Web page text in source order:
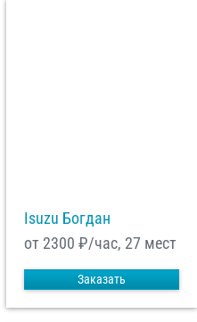
Isuzu Богдан
от 2300 ₽/час, 27 мест
Заказать